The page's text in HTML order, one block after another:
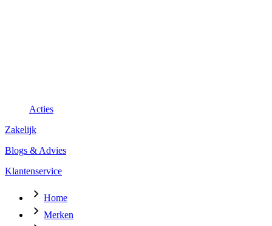
Acties
Zakelijk
Blogs & Advies
Klantenservice
Home
Merken